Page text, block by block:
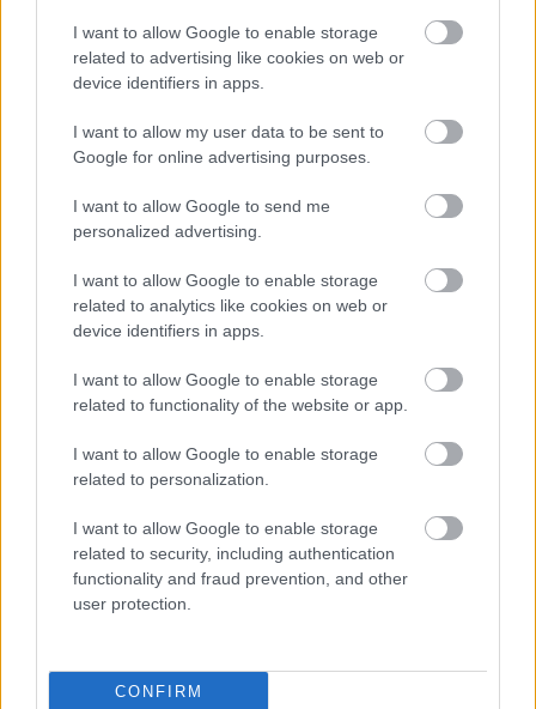
I want to allow Google to enable storage
related to advertising like cookies on web or
device identifiers in apps.
I want to allow my user data to be sent to
Google for online advertising purposes.
I want to allow Google to send me
personalized advertising.
I want to allow Google to enable storage
related to analytics like cookies on web or
device identifiers in apps.
I want to allow Google to enable storage
related to functionality of the website or app.
I want to allow Google to enable storage
related to personalization.
I want to allow Google to enable storage
related to security, including authentication
functionality and fraud prevention, and other
user protection.
CONFIRM
Φθηνότερο το νέο Fiat 500 Hybrid
PODCASTS